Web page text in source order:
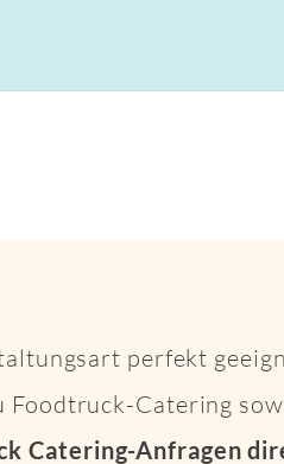
perfekt
Foodtruck-Catering
Catering-Anfragen